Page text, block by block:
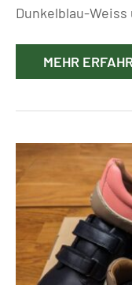
Dunkelblau-
MEHR